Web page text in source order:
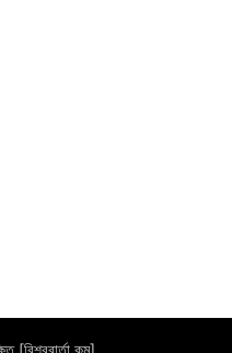
[বিশ্ববার্তা.কম]